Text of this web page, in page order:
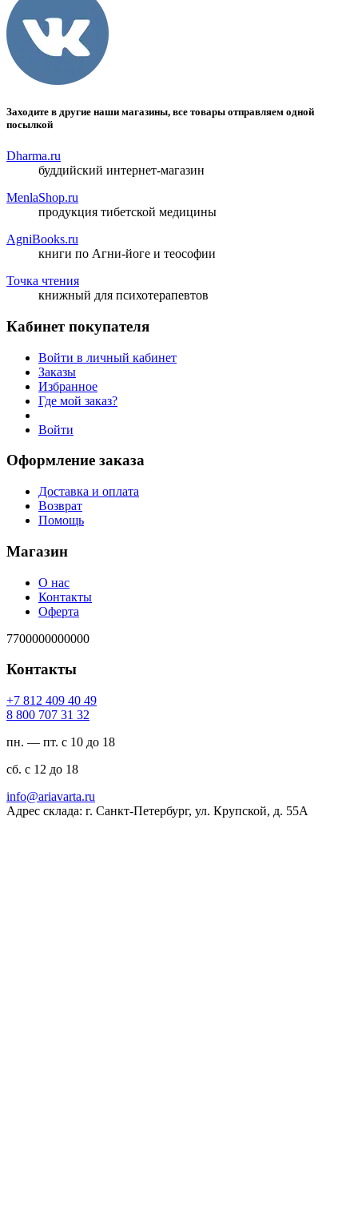
Заходите в другие наши магазины, все товары отправляем одной
посылкой
Dharma.ru
буддийский интернет-магазин
MenlaShop.ru
продукция тибетской медицины
AgniBooks.ru
книги по Агни-йоге и теософии
Точка чтения
книжный для психотерапевтов
Кабинет покупателя
Войти в личный кабинет
Заказы
Избранное
Где мой заказ?
Войти
Оформление заказа
Доставка и оплата
Возврат
Помощь
Магазин
О нас
Контакты
Оферта
7700000000000
Контакты
94 04 904 218 7+
23 13 707 008 8
пн. — пт. с 10 до 18
сб. с 12 до 18
ur.atravaira@ofni
Адрес склада: г. Санкт-Петербург, ул. Крупской, д. 55А